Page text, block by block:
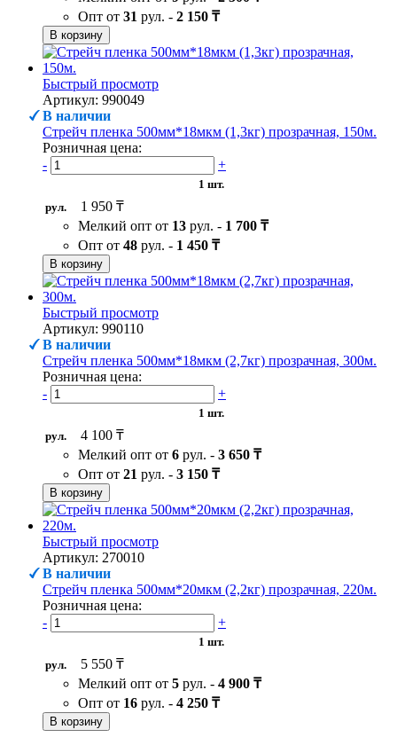
Опт от 31 рул. - 2 150 ₸
В корзину
Быстрый просмотр
Артикул: 990049
В наличии
Стрейч пленка 500мм*18мкм (1,3кг) прозрачная, 150м.
Розничная цена:
-
+
1 шт.
рул.
1 950 ₸
Мелкий опт от 13 рул. - 1 700 ₸
Опт от 48 рул. - 1 450 ₸
В корзину
Быстрый просмотр
Артикул: 990110
В наличии
Стрейч пленка 500мм*18мкм (2,7кг) прозрачная, 300м.
Розничная цена:
-
+
1 шт.
рул.
4 100 ₸
Мелкий опт от 6 рул. - 3 650 ₸
Опт от 21 рул. - 3 150 ₸
В корзину
Быстрый просмотр
Артикул: 270010
В наличии
Стрейч пленка 500мм*20мкм (2,2кг) прозрачная, 220м.
Розничная цена:
-
+
1 шт.
рул.
5 550 ₸
Мелкий опт от 5 рул. - 4 900 ₸
Опт от 16 рул. - 4 250 ₸
В корзину